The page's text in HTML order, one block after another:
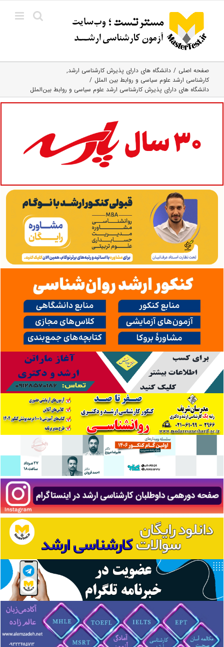
content
صفحه اصلی
دانشگاه های دارای پذیرش کارشناسی ارشد
کارشناسی ارشد علوم سیاسی و روابط بین الملل
دانشگاه های دارای پذیرش کارشناسی ارشد علوم سیاسی و روابط بین‌الملل